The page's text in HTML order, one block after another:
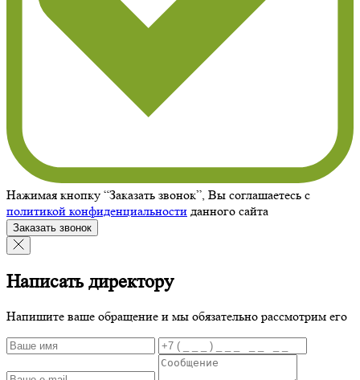
Нажимая кнопку “Заказать звонок”, Вы соглашаетесь с
политикой конфиденциальности данного сайта
Заказать звонок
Написать директору
Напишите ваше обращение и мы обязательно рассмотрим его